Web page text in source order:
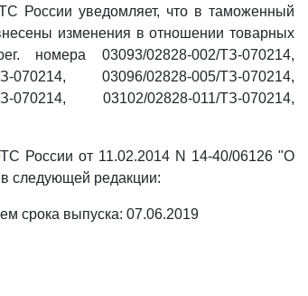
России уведомляет, что в таможенный
изменения в отношении товарных
номера 03093/02828-002/ТЗ-070214,
070214, 03096/02828-005/ТЗ-070214,
070214, 03102/02828-011/ТЗ-070214,
России от 11.02.2014 N 14-40/06126 "О
следующей редакции:
срока выпуска: 07.06.2019